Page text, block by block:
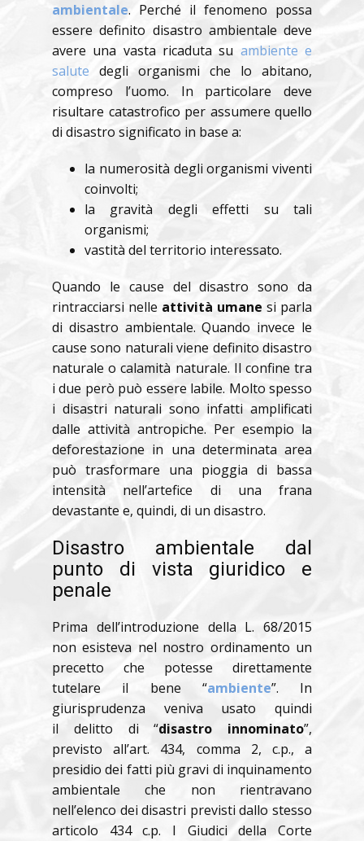
ambientale. Perché il fenomeno possa
essere definito disastro ambientale deve
avere una vasta ricaduta su ambiente e
salute degli organismi che lo abitano,
compreso l’uomo. In particolare deve
risultare catastrofico per assumere quello
di disastro significato in base a:
la numerosità degli organismi viventi
coinvolti;
la gravità degli effetti su tali
organismi;
vastità del territorio interessato.
Quando le cause del disastro sono da
rintracciarsi nelle attività umane si parla
di disastro ambientale. Quando invece le
cause sono naturali viene definito disastro
naturale o calamità naturale. Il confine tra
i due però può essere labile. Molto spesso
i disastri naturali sono infatti amplificati
dalle attività antropiche. Per esempio la
deforestazione in una determinata area
può trasformare una pioggia di bassa
intensità nell’artefice di una frana
devastante e, quindi, di un disastro.
Disastro ambientale dal
punto di vista giuridico e
penale
Prima dell’introduzione della L. 68/2015
non esisteva nel nostro ordinamento un
precetto che potesse direttamente
tutelare il bene “ambiente”. In
giurisprudenza veniva usato quindi
il delitto di “disastro innominato”,
previsto all’art. 434, comma 2, c.p., a
presidio dei fatti più gravi di inquinamento
ambientale che non rientravano
nell’elenco dei disastri previsti dallo stesso
articolo 434 c.p. I Giudici della Corte